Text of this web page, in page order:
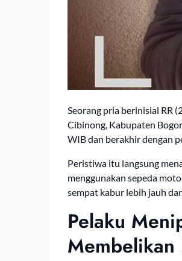
Seorang pria berinisial RR
Cibinong, Kabupaten
WIB dan berakhir dengan
Peristiwa itu langsung
menggunakan sepeda
sempat kabur lebih jauh
Pelaku
Membelikan